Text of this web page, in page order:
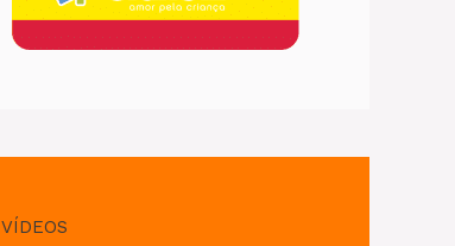
VÍDEOS